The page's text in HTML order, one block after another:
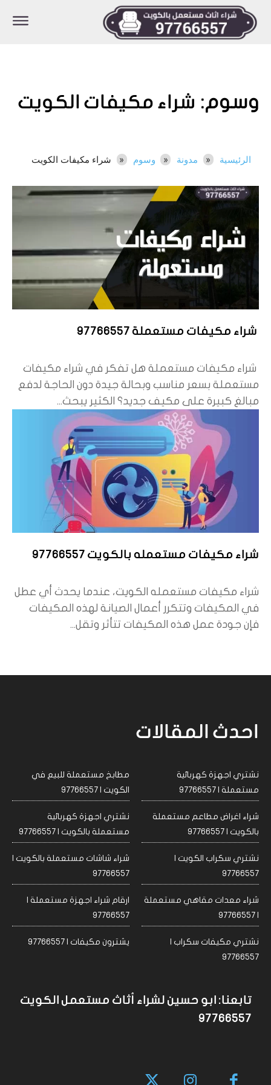
وسوم: شراء مكيفات الكويت
الرئيسية مدونة وسوم شراء مكيفات الكويت
شراء مكيفات مستعملة 97766557
شراء مكيفات مستعملة هل تفكر في شراء مكيفات
مستعملة بسعر مناسب وبحالة جيدة دون الحاجة لدفع
مبالغ كبيرة على مكيف جديد؟ الكثير يبحث...
شراء مكيفات مستعمله بالكويت 97766557
شراء مكيفات مستعمله الكويت، عندما يحدث أي عطل
في المكيفات وتتكرر أعمال الصيانة لهذه المكيفات
فإن جودة عمل هذه المكيفات تتأثر وتقل...
احدث المقالات
نشتري اجهزة كهربائية
مستعملة | 97766557
مطابخ مستعملة للبيع في
الكويت | 97766557
شراء اغراض مطاعم مستعملة
بالكويت | 97766557
نشتري اجهزة كهربائية
مستعملة بالكويت | 97766557
نشتري سكراب الكويت |
97766557
شراء شاشات مستعملة بالكويت |
97766557
شراء معدات مقاهي مستعملة
| 97766557
ارقام شراء اجهزة مستعملة |
97766557
نشتري مكيفات سكراب |
97766557
يشترون مكيفات | 97766557
تابعنا: ابو حسين لشراء أثاث مستعمل الكويت
97766557